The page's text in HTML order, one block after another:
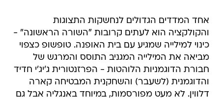
אחד המדדים הגדולים לנחשקות התצוגות
והקולקציה הוא לעתים קרובות "השורה הראשונה" -
כינוי למילייה שמגיע עם בית האופנה. טופשופ כצפוי
מביאה את המילייה המגניב התוסס והמרגש של
חבורת הדוגמניות הלוהטות - הפרזנטורית ג'יג'י חדיד
והדוגמנית (לשעבר) והשחקנית המבטיחה קארה
דלווין. לא מעט מפורסמות, במיוחד באנגליה אבל גם